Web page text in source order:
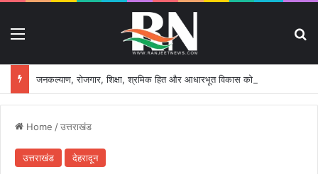
Home /उत्तराखंड
उत्तराखंड देहरादून